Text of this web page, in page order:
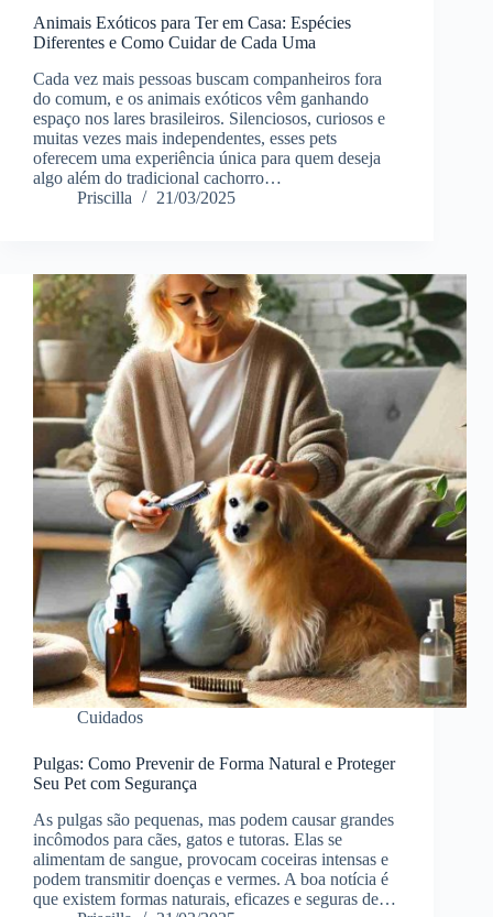
Animais Exóticos para Ter em Casa: Espécies
Diferentes e Como Cuidar de Cada Uma
Cada vez mais pessoas buscam companheiros fora
do comum, e os animais exóticos vêm ganhando
espaço nos lares brasileiros. Silenciosos, curiosos e
muitas vezes mais independentes, esses pets
oferecem uma experiência única para quem deseja
algo além do tradicional cachorro…
Priscilla
21/03/2025
Cuidados
Pulgas: Como Prevenir de Forma Natural e Proteger
Seu Pet com Segurança
As pulgas são pequenas, mas podem causar grandes
incômodos para cães, gatos e tutoras. Elas se
alimentam de sangue, provocam coceiras intensas e
podem transmitir doenças e vermes. A boa notícia é
que existem formas naturais, eficazes e seguras de…